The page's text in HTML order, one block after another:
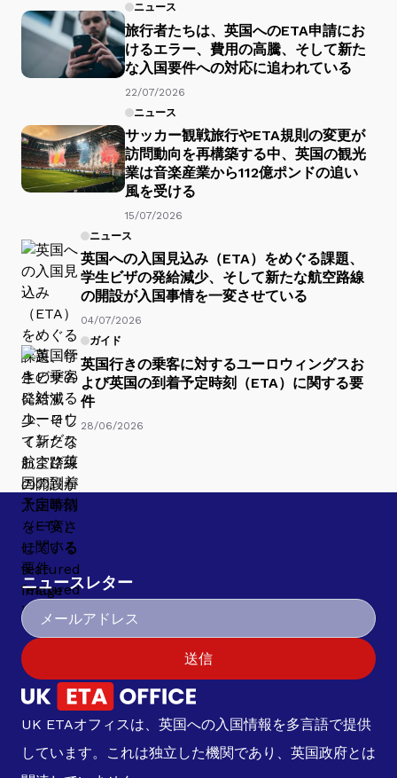
ニュース
旅行者たちは、英国へのETA申請にお
けるエラー、費用の高騰、そして新た
な入国要件への対応に追われている
22/07/2026
ニュース
サッカー観戦旅行やETA規則の変更が
訪問動向を再構築する中、英国の観光
業は音楽産業から112億ポンドの追い
風を受ける
15/07/2026
ニュース
英国への入国見込み（ETA）をめぐる課題、
学生ビザの発給減少、そして新たな航空路線
の開設が入国事情を一変させている
04/07/2026
ガイド
英国行きの乗客に対するユーロウィングスお
よび英国の到着予定時刻（ETA）に関する要
件
28/06/2026
ニュースレター
送信
UK ETAオフィスは、英国への入国情報を多言語で提供
しています。これは独立した機関であり、英国政府とは